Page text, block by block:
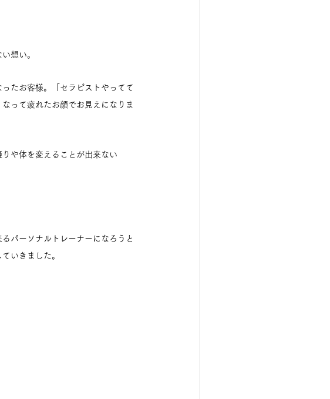
想い。
たお客様。「セラピストやってて
って疲れたお顔でお見えになりま
や体を変えることが出来ない
パーソナルトレーナーになろうと
ていきました。